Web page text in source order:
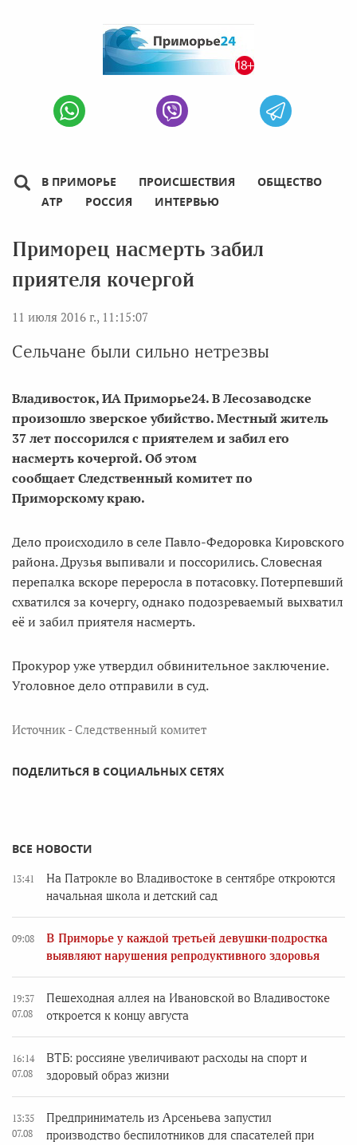
В ПРИМОРЬЕ ПРОИСШЕСТВИЯ
ОБЩЕСТВО
АТР
РОССИЯ ИНТЕРВЬЮ
Приморец насмерть забил
приятеля кочергой
11 июля 2016 г., 11:15:07
Сельчане были сильно нетрезвы
Владивосток, ИА Приморье24. В Лесозаводске
произошло зверское убийство. Местный житель
37 лет поссорился с приятелем и забил его
насмерть кочергой. Об этом
сообщает Следственный комитет по
Приморскому краю.
Дело происходило в селе Павло-Федоровка Кировского
района. Друзья выпивали и поссорились. Словесная
перепалка вскоре переросла в потасовку. Потерпевший
схватился за кочергу, однако подозреваемый выхватил
её и забил приятеля насмерть.
Прокурор уже утвердил обвинительное заключение.
Уголовное дело отправили в суд.
Источник - Следственный комитет
ПОДЕЛИТЬСЯ В СОЦИАЛЬНЫХ СЕТЯХ
ВСЕ НОВОСТИ
13:41
На Патрокле во Владивостоке в сентябре откроются
начальная школа и детский сад
09:08
В Приморье у каждой третьей девушки-подростка
выявляют нарушения репродуктивного здоровья
19:37
07.08
Пешеходная аллея на Ивановской во Владивостоке
откроется к концу августа
16:14
07.08
ВТБ: россияне увеличивают расходы на спорт и
здоровый образ жизни
13:35
07.08
Предприниматель из Арсеньева запустил
производство беспилотников для спасателей при